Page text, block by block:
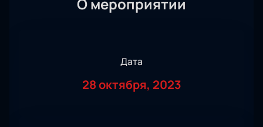
О мероприятии
Дата
28 октября, 2023